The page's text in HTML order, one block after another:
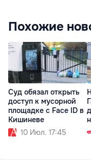
Похожие
Суд обязал открыть
доступ к мусорной
площадке с Face ID в
Кишиневе
10 Июл. 17:45